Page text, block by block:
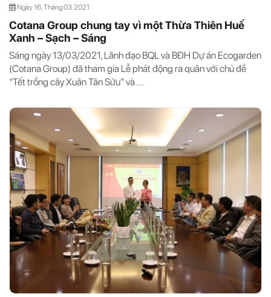
Ngày 16, Tháng 03.2021
Cotana Group chung tay vì một Thừa Thiên Huế
Xanh – Sạch – Sáng
Sáng ngày 13/03/2021, Lãnh đạo BQL và BĐH Dự án Ecogarden
(Cotana Group) đã tham gia Lễ phát động ra quân với chủ đề
“Tết trồng cây Xuân Tân Sửu” và ...